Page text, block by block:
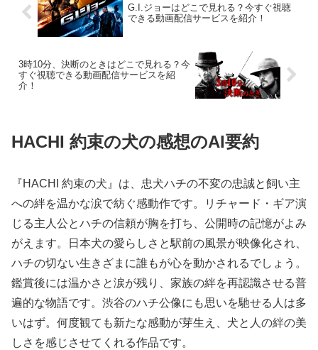
G.I.ジョーはどこで見れる？今すぐ視聴
できる動画配信サービスを紹介！
3時10分、決断のときはどこで見れる？今
すぐ視聴できる動画配信サービスを紹
介！
HACHI 約束の犬の感想のAI要約
『HACHI 約束の犬』は、忠犬ハチの不変の忠誠と飼い主
への絆を温かな涙で紡ぐ感動作です。リチャード・ギア演
じる主人公とハチの信頼が胸を打ち、公開時の記憶がよみ
がえます。日本犬の愛らしさと駅前の風景が映像化され、
ハチの切ない生きざまに誰もが心を動かされるでしょう。
鑑賞後には温かさと涙が残り、家族の絆を再認識させる普
遍的な物語です。渋谷のハチ公像にも思いを馳せる人は多
いはず。何度観ても新たな感動が芽生え、犬と人の絆の美
しさを感じさせてくれる作品です。